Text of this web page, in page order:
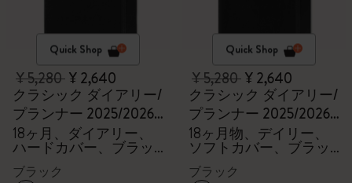
Quick Shop
¥ 5,280¥ 2,640
クラシック ダイアリー/
プランナー 2025/2026
ラージ
18ヶ月、ダイアリー、
ハードカバー、ブラッ
ク
ブラック
Quick Shop
¥ 5,280¥ 2,640
クラシック ダイアリー/
プランナー 2025/2026
ラージ
18ヶ月物、デイリー、
ソフトカバー、ブラッ
ク
ブラック